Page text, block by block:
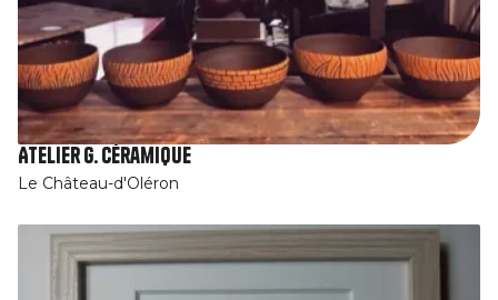
Atelier G. Céramique
Le Château-d'Oléron